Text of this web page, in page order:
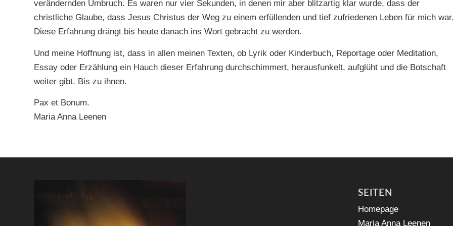
verändernden Umbruch. Es waren nur vier Sekunden, in denen mir aber blitzartig klar wurde, dass der
christliche Glaube, dass Jesus Christus der Weg zu einem erfüllenden und tief zufriedenen Leben für mich
Diese Erfahrung drängt bis heute danach ins Wort gebracht zu werden.
Und meine Hoffnung ist, dass in allen meinen Texten, ob Lyrik oder Kinderbuch, Reportage oder Meditation,
Essay oder Erzählung ein Hauch dieser Erfahrung durchschimmert, herausfunkelt, aufglüht und die Botschaft
weiter gibt. Bis zu ihnen.
Pax et Bonum.
Maria Anna Leenen
SEITEN
Homepage
Maria Anna Leenen